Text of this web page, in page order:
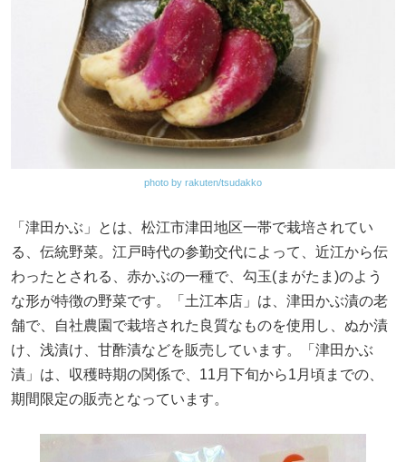
photo by rakuten/tsudakko
「津田かぶ」とは、松江市津田地区一帯で栽培されてい
る、伝統野菜。江戸時代の参勤交代によって、近江から伝
わったとされる、赤かぶの一種で、勾玉(まがたま)のよう
な形が特徴の野菜です。「土江本店」は、津田かぶ漬の老
舗で、自社農園で栽培された良質なものを使用し、ぬか漬
け、浅漬け、甘酢漬などを販売しています。「津田かぶ
漬」は、収穫時期の関係で、11月下旬から1月頃までの、
期間限定の販売となっています。